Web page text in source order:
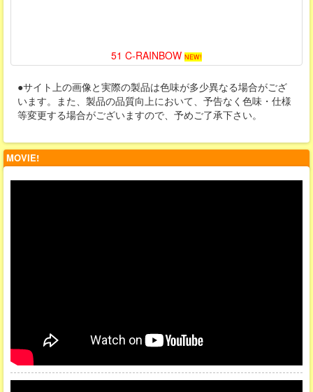
51 C-RAINBOW NEW!
●サイト上の画像と実際の製品は色味が多少異なる場合がござ
います。また、製品の品質向上において、予告なく色味・仕様
等変更する場合がございますので、予めご了承下さい。
MOVIE!